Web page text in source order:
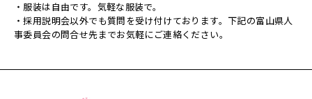
・服装は自由です。気軽な服装で。
・採用説明会以外でも質問を受け付けております。下記の富山県人
事委員会の問合せ先までお気軽にご連絡ください。